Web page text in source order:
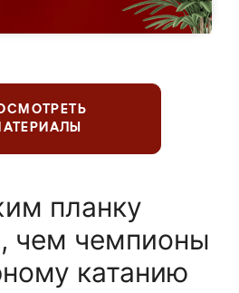
планку
чем чемпионы
катанию